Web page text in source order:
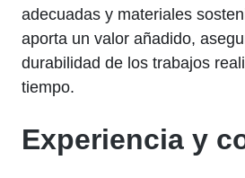
adecuadas y materiales
aporta un valor añadido,
durabilidad de los trabajos
tiempo.
Experiencia y